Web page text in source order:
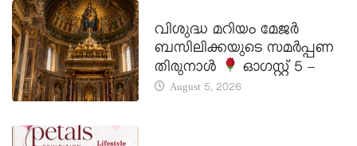
വിശുദ്ധ മറിയം മേജർ
ബസിലിക്കയുടെ സമർപ്പണ
തിരുനാൾ
ഓഗസ്റ്റ് 5 –
August 5, 2026